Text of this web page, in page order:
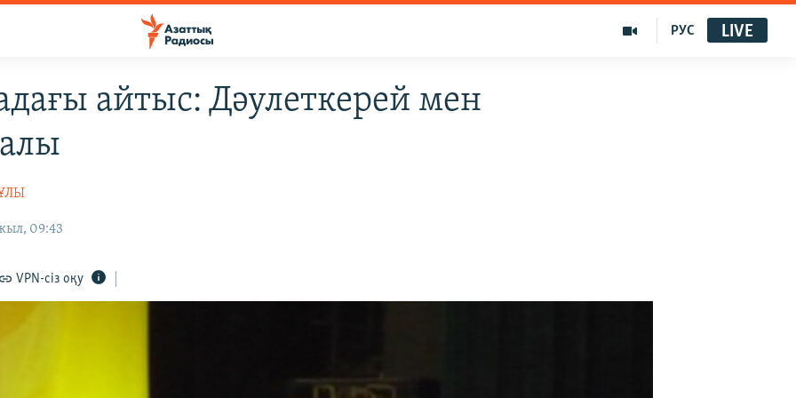
РУС LIVE
айтыс: Дәулеткерей мен
09:43
VPN-сіз оқу